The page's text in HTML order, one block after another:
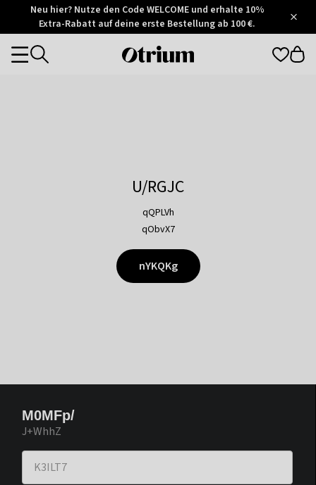
Otrium
Trustpilot
Neu hier? Nutze den Code WELCOME und erhalte 10%
Extra-Rabatt auf deine erste Bestellung ab 100 €.
Otrium
Categories
U/RGJC
qQPLVh
qObvX7
nYKQKg
M0MFp/
J+WhhZ